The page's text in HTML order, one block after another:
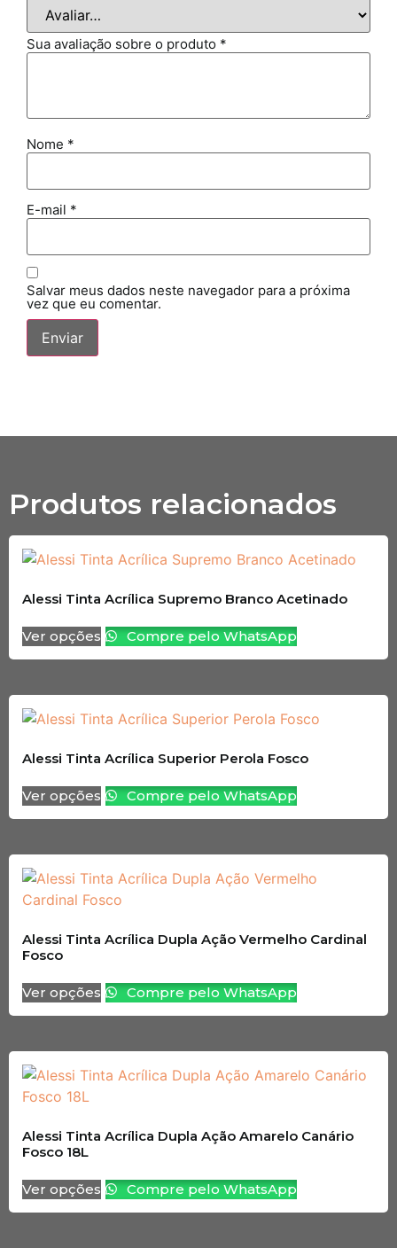
Sua avaliação sobre o produto *
Nome *
E-mail *
Salvar meus dados neste navegador para a próxima
vez que eu comentar.
Produtos relacionados
Alessi Tinta Acrílica Supremo Branco Acetinado
Ver opções Compre pelo WhatsApp
Alessi Tinta Acrílica Superior Perola Fosco
Ver opções Compre pelo WhatsApp
Alessi Tinta Acrílica Dupla Ação Vermelho Cardinal
Fosco
Ver opções Compre pelo WhatsApp
Alessi Tinta Acrílica Dupla Ação Amarelo Canário
Fosco 18L
Ver opções Compre pelo WhatsApp